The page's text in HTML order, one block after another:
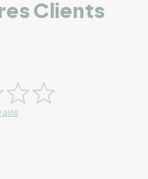
Clients
avis